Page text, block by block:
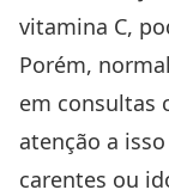
vitamina C,
Porém,
em consultas
atenção a
carentes ou